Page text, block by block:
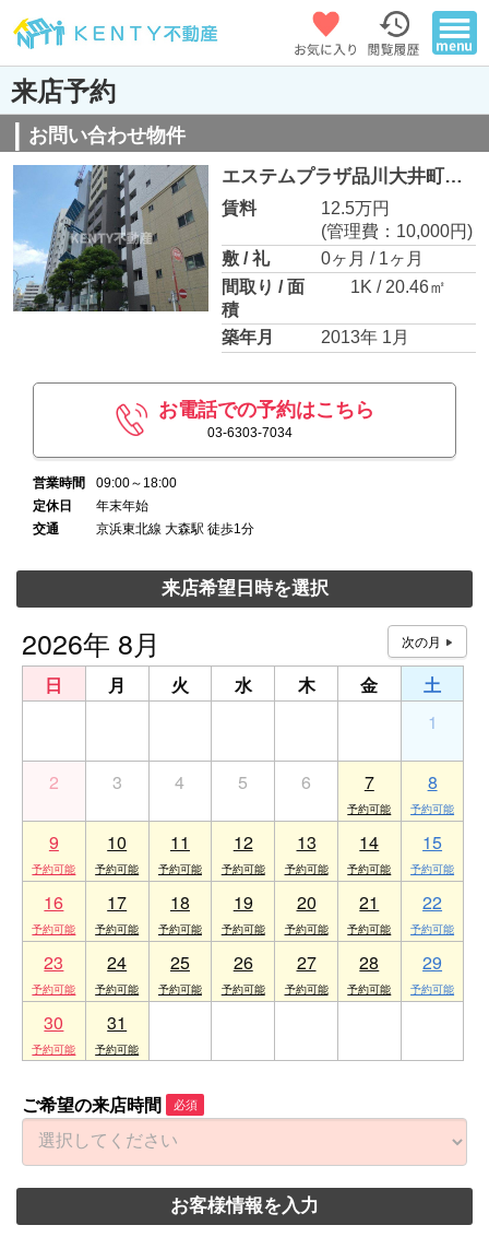
来店予約
お問い合わせ物件
エステムプラザ品川大井町クリスタルヒルズ
賃料
12.5万円
(管理費：10,000円)
敷 / 礼
0ヶ月 / 1ヶ月
間取り / 面
積
1K / 20.46㎡
築年月 2013年 1月
お電話での予約はこちら
03-6303-7034
営業時間
09:00～18:00
定休日
年末年始
交通
京浜東北線 大森駅 徒歩1分
来店希望日時を選択
2026年 8月
日 月 火 水 木 金
土
1
2 3 4 5 6 7 8
9 10 11 12 13 14 15
16 17 18 19 20 21 22
23 24 25 26 27 28 29
30 31
ご希望の来店時間 必須
お客様情報を入力